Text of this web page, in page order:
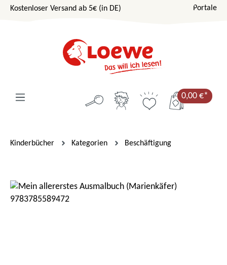
Zum Hauptinhalt springen
Kostenloser Versand ab 5€ (in DE) Portale
0,00 €*
Kinderbücher Kategorien Beschäftigung
Bildergalerie überspringen